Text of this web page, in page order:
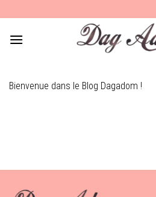
to
content
Bienvenue dans le Blog Dagadom !